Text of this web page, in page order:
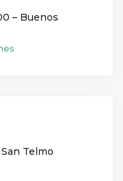
– Buenos
Telmo